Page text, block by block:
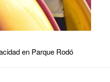
en Parque Rodó